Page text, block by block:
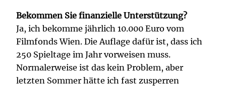
Bekommen Sie finanzielle Unterstützung?
Ja, ich bekomme jährlich 10.000 Euro vom
Filmfonds Wien. Die Auflage dafür ist, dass ich
250 Spieltage im Jahr vorweisen muss.
Normalerweise ist das kein Problem, aber
letzten Sommer hätte ich fast zusperren